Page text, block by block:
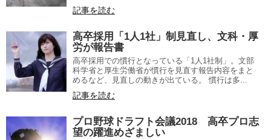
記事を読む
高卒採用「1人1社」制見直し、文科・厚
労が報告書
高卒採用での慣行となっている「1人1社制」。文部
科学省と厚生労働省が慣行を見直す報告内容をまと
めるなど、見直しの動きが出ている。 慣行は多...
記事を読む
プロ野球ドラフト会議2018 高卒プロ志
望の躍進めざましい